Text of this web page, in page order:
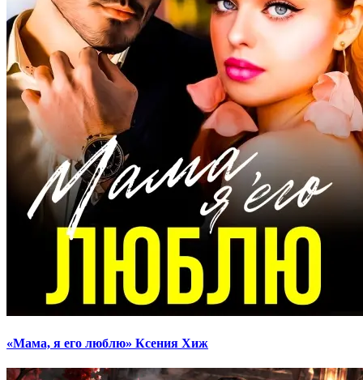
«Мама, я его люблю» Ксения Хиж